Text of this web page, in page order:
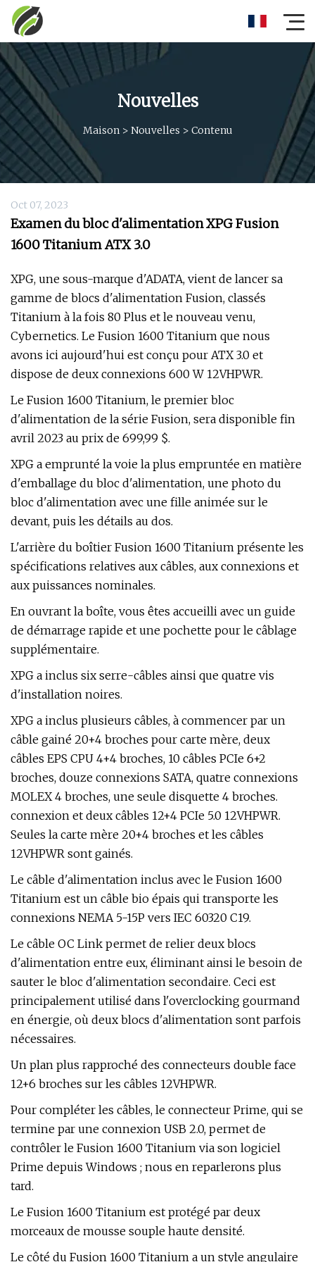
Nouvelles
Maison > Nouvelles > Contenu
Oct 07, 2023
Examen du bloc d'alimentation XPG Fusion
1600 Titanium ATX 3.0
XPG, une sous-marque d'ADATA, vient de lancer sa
gamme de blocs d'alimentation Fusion, classés
Titanium à la fois 80 Plus et le nouveau venu,
Cybernetics. Le Fusion 1600 Titanium que nous
avons ici aujourd'hui est conçu pour ATX 3.0 et
dispose de deux connexions 600 W 12VHPWR.
Le Fusion 1600 Titanium, le premier bloc
d'alimentation de la série Fusion, sera disponible fin
avril 2023 au prix de 699,99 $.
XPG a emprunté la voie la plus empruntée en matière
d'emballage du bloc d'alimentation, une photo du
bloc d'alimentation avec une fille animée sur le
devant, puis les détails au dos.
L'arrière du boîtier Fusion 1600 Titanium présente les
spécifications relatives aux câbles, aux connexions et
aux puissances nominales.
En ouvrant la boîte, vous êtes accueilli avec un guide
de démarrage rapide et une pochette pour le câblage
supplémentaire.
XPG a inclus six serre-câbles ainsi que quatre vis
d'installation noires.
XPG a inclus plusieurs câbles, à commencer par un
câble gainé 20+4 broches pour carte mère, deux
câbles EPS CPU 4+4 broches, 10 câbles PCIe 6+2
broches, douze connexions SATA, quatre connexions
MOLEX 4 broches, une seule disquette 4 broches.
connexion et deux câbles 12+4 PCIe 5.0 12VHPWR.
Seules la carte mère 20+4 broches et les câbles
12VHPWR sont gainés.
Le câble d'alimentation inclus avec le Fusion 1600
Titanium est un câble bio épais qui transporte les
connexions NEMA 5-15P vers IEC 60320 C19.
Le câble OC Link permet de relier deux blocs
d'alimentation entre eux, éliminant ainsi le besoin de
sauter le bloc d'alimentation secondaire. Ceci est
principalement utilisé dans l'overclocking gourmand
en énergie, où deux blocs d'alimentation sont parfois
nécessaires.
Un plan plus rapproché des connecteurs double face
12+6 broches sur les câbles 12VHPWR.
Pour compléter les câbles, le connecteur Prime, qui se
termine par une connexion USB 2.0, permet de
contrôler le Fusion 1600 Titanium via son logiciel
Prime depuis Windows ; nous en reparlerons plus
tard.
Le Fusion 1600 Titanium est protégé par deux
morceaux de mousse souple haute densité.
Le côté du Fusion 1600 Titanium a un style angulaire